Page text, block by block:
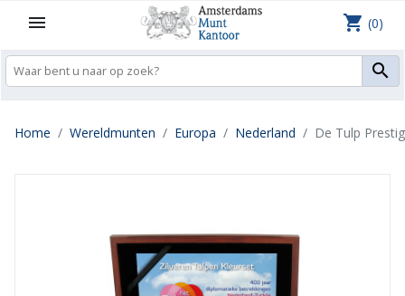


shopping_cart (0)
Home Wereldmunten Europa Nederland De Tulp